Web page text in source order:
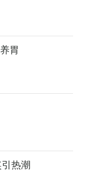
胃
热潮